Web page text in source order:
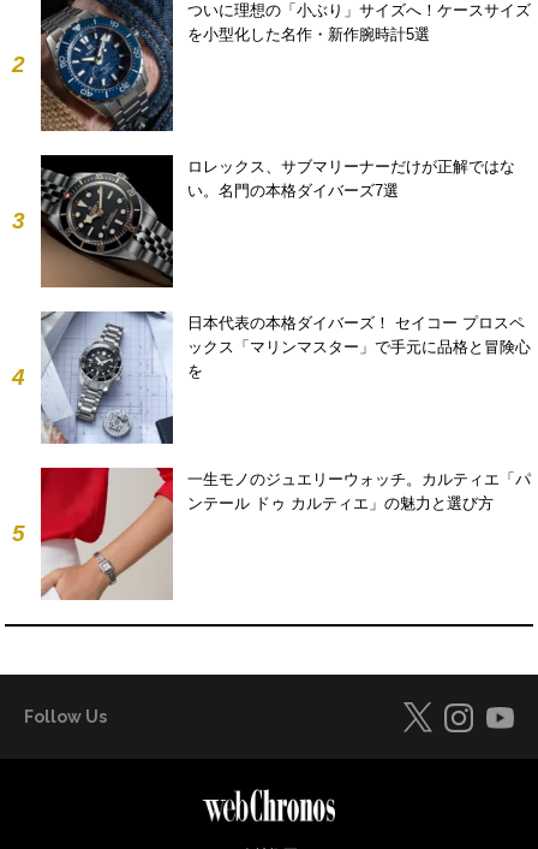
2
ついに理想の「小ぶり」サイズへ！ケースサイズ
を小型化した名作・新作腕時計5選
3
ロレックス、サブマリーナーだけが正解ではな
い。名門の本格ダイバーズ7選
4
日本代表の本格ダイバーズ！ セイコー プロスペ
ックス「マリンマスター」で手元に品格と冒険心
を
5
一生モノのジュエリーウォッチ。カルティエ「パ
ンテール ドゥ カルティエ」の魅力と選び方
Follow Us